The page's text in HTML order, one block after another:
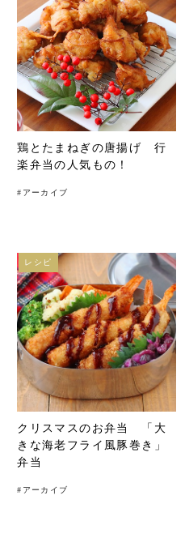
鶏とたまねぎの唐揚げ 行
楽弁当の人気もの！
# アーカイブ
クリスマスのお弁当 「大
きな海老フライ風豚巻き」
弁当
# アーカイブ
レシピ